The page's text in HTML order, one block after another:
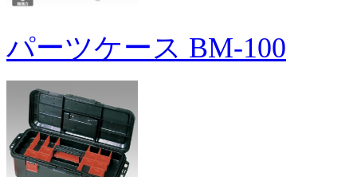
パーツケース BM-100